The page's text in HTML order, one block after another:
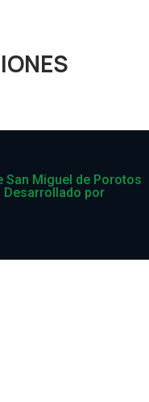
San Miguel de Porotos
por